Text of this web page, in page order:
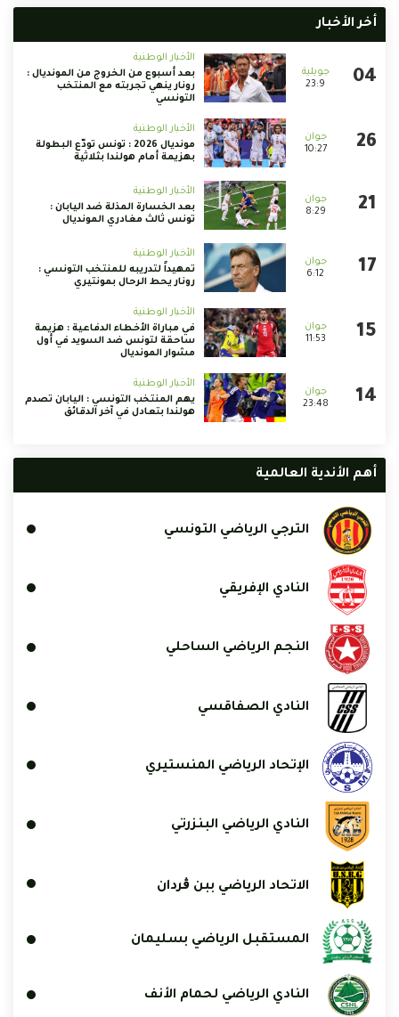
أخر الأخبار
23:9
الأخبار الوطنية
بعد أسبوع من الخروج من المونديال :
رونار ينهي تجربته مع المنتخب
التونسي
10:27
الأخبار الوطنية
مونديال 2026 : تونس تودّع البطولة
بهزيمة أمام هولندا بثلاثية
8:29
الأخبار الوطنية
بعد الخسارة المذلة ضد اليابان :
تونس ثالث مغادري المونديال
6:12
الأخبار الوطنية
تمهيداً لتدريبه للمنتخب التونسي :
رونار يحط الرحال بمونتيري
11:53
الأخبار الوطنية
في مباراة الأخطاء الدفاعية : هزيمة
ساحقة لتونس ضد السويد في أول
مشوار المونديال
23:48
الأخبار الوطنية
يهم المنتخب التونسي : اليابان تصدم
هولندا بتعادل في آخر الدقائق
أهم الأندية العالمية
الترجي الرياضي التونسي
النادي الإفريقي
النجم الرياضي الساحلي
النادي الصفاقسي
الإتحاد الرياضي المنستيري
النادي الرياضي البنزرتي
الاتحاد الرياضي ببن ڨردان
المستقبل الرياضي بسليمان
النادي الرياضي لحمام الأنف